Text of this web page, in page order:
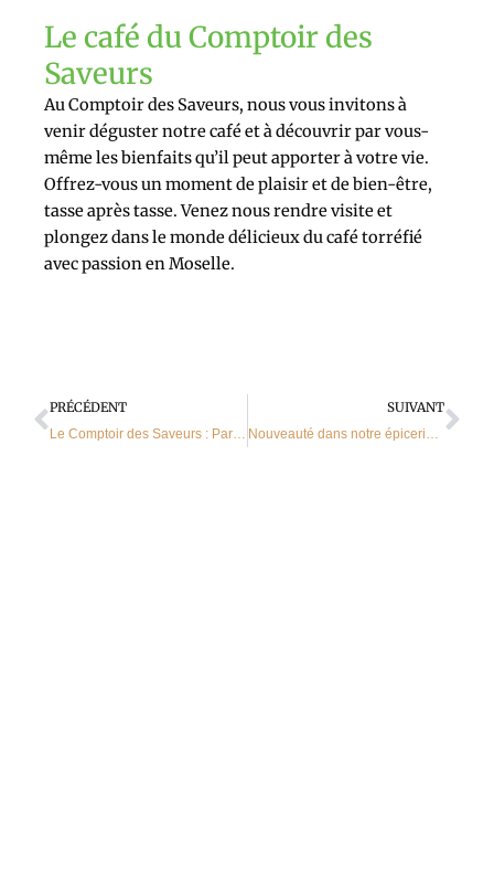
Le café du Comptoir des
Saveurs
Au Comptoir des Saveurs, nous vous invitons à
venir déguster notre café et à découvrir par vous-
même les bienfaits qu’il peut apporter à votre vie.
Offrez-vous un moment de plaisir et de bien-être,
tasse après tasse. Venez nous rendre visite et
plongez dans le monde délicieux du café torréfié
avec passion en Moselle.
Précédent
PRÉCÉDENT
Le Comptoir des Saveurs : Partenaire pour des Cadeaux d’Entreprise Mémorables
SUIVANT
Nouveauté dans notre épicerie à Sarrebourg : retrouvez le beaujolais nouveau et le muscat de noël.